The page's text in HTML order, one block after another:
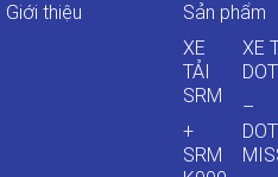
Giới thiệu
Sản phẩm
XE
TẢI
SRM
+
SRM
XE
–